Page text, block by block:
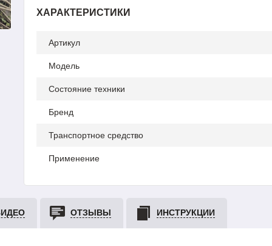
ХАРАКТЕРИСТИКИ
Артикул
Модель
Состояние техники
Бренд
Транспортное средство
Применение
ОТЗЫВЫ ИНСТРУКЦИИ